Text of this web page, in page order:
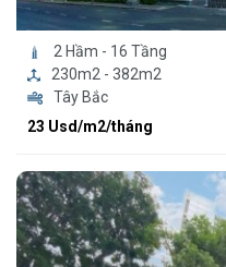
2 Hầm - 16 Tầng
230m2 - 382m2
Tây Bắc
23 Usd/m2/tháng